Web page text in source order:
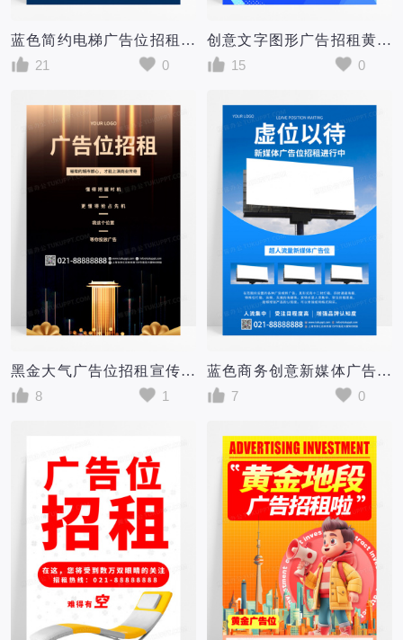
蓝色简约电梯广告位招租电梯海报
21
0
创意文字图形广告招租黄金广告位宣传海报
15
0
黑金大气广告位招租宣传海报
8
1
蓝色商务创意新媒体广告位虚位以待招租海报模板
7
0